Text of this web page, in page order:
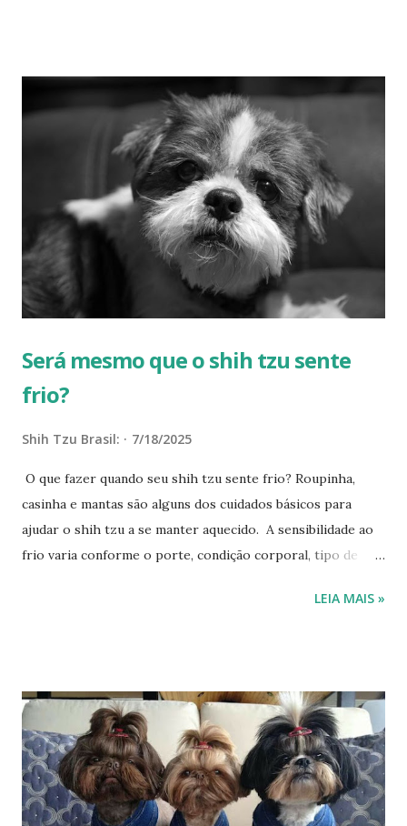
significa que eles sejam insensíveis ao frio — pelo
contrário. Shi tzu sente frio igual humano, pois possui
“sangue quente”. Quando a temperatura externa do corpo
diminui, ele se adapta ao clima, mas sente a mudança — e
pode sofrer com isso. Por outro lado, a sensação térmica
do shi tzu é diferente da dos humanos. A temperatura
normal de um cão saudável fica acima de 38ºC, resultado que
indica febre nas pessoas. Isso altera os graus em que o
cachorro sente frio em relação aos humanos....
Será mesmo que o shih tzu sente
frio?
Shih Tzu Brasil: 7/18/2025
O que fazer quando seu shih tzu sente frio? Roupinha,
casinha e mantas são alguns dos cuidados básicos para
ajudar o shih tzu a se manter aquecido. A sensibilidade ao
frio varia conforme o porte, condição corporal, tipo de
sentem frio de uma forma diferente do nós – por isso, é
queda de temperatura e ventos congelantes também afetam
os nossos mascotes – mesmo os mais shih tzu peludos.
Além do desconforto, ficam vulneráveis a dores e doenças.
Por isso, vale sim ter alguns cuidados com o shih tzu no
inverno e nos dias de baixa temperatura. É importante
LEIA MAIS »